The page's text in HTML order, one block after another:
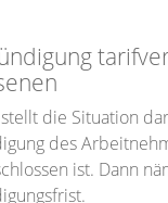
die Situation
des
ist. Dann